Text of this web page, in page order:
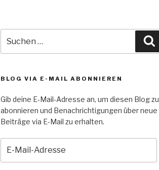
nach:
BLOG VIA E-MAIL ABONNIEREN
Gib deine E-Mail-Adresse an, um diesen Blog zu
abonnieren und Benachrichtigungen über neue
Beiträge via E-Mail zu erhalten.
Mail-
Adresse